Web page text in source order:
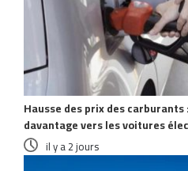
Hausse des prix des
davantage vers les voitures
il y a 2 jours